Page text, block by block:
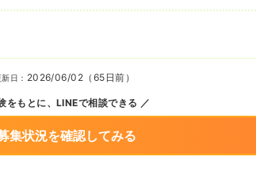
日： 2026/06/02（65日前）
をもとに、LINEで相談できる
集状況を確認してみる